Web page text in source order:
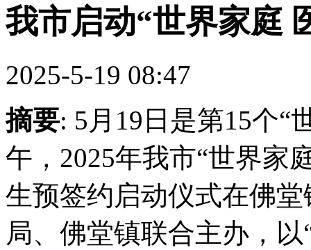
我市启动“世界家庭
2025-5-19 08:47
摘要: 5月19日是第15个“
午，2025年我市“世界家
生预签约启动仪式在佛
局、佛堂镇联合主办，